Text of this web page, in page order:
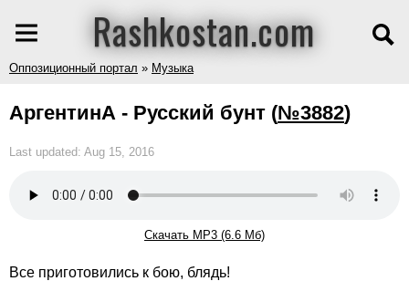
Rashkostan.com
Оппозиционный портал » Музыка
АргентинА - Русский бунт (№3882)
Last updated: Aug 15, 2016
Скачать MP3 (6.6 Мб)
Все приготовились к бою, блядь!